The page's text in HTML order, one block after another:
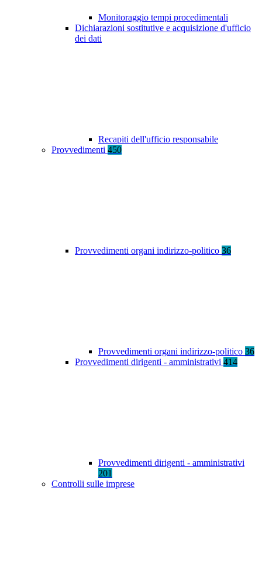
Monitoraggio tempi procedimentali
Dichiarazioni sostitutive e acquisizione d'ufficio
dei dati
Recapiti dell'ufficio responsabile
Provvedimenti 450
Provvedimenti organi indirizzo-politico 36
Provvedimenti organi indirizzo-politico 36
Provvedimenti dirigenti - amministrativi 414
Provvedimenti dirigenti - amministrativi
201
Controlli sulle imprese